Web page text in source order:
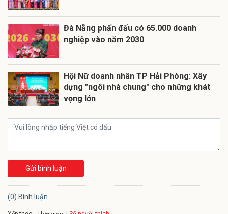
Đà Nẵng phấn đấu có 65.000 doanh
nghiệp vào năm 2030
Hội Nữ doanh nhân TP Hải Phòng: Xây
dựng "ngôi nhà chung" cho những khát
vọng lớn
Gửi bình luận
(0) Bình luận